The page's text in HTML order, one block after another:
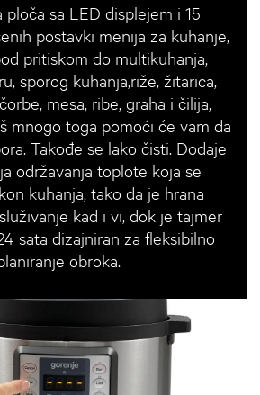
ploča sa LED displejem i 15
postavki menija za kuhanje,
pritiskom do multikuhanja,
sporog kuhanja,riže, žitarica,
mesa, ribe, graha i čilija,
mnogo toga pomoći će vam da
Takođe se lako čisti. Dodaje
održavanja toplote koja se
kuhanja, tako da je hrana
kad i vi, dok je tajmer
sata dizajniran za fleksibilno
obroka.